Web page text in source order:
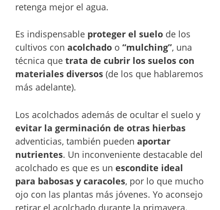
retenga mejor el agua.
Es indispensable proteger el suelo de los
cultivos conacolchado o“mulching”, una
técnica quetrata de cubrir los suelos con
materiales diversos (de los que hablaremos
más adelante).
Los acolchados además de ocultar el suelo y
evitar la germinación de otras hierbas
adventicias, también pueden aportar
nutrientes. Un inconveniente destacable del
acolchado es que es unescondite ideal
para babosas y caracoles, por lo que mucho
ojo con las plantas más jóvenes. Yo aconsejo
retirar el acolchado durante la primavera.